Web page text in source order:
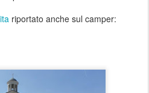
riportato anche sul camper: